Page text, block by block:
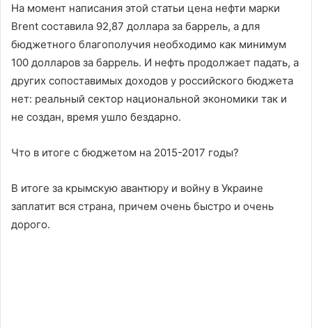
На момент написания этой статьи цена нефти марки
Brent составила 92,87 доллара за баррель, а для
бюджетного благополучия необходимо как минимум
100 долларов за баррель. И нефть продолжает падать, а
других сопоставимых доходов у российского бюджета
нет: реальный сектор национальной экономики так и
не создан, время ушло бездарно.
Что в итоге с бюджетом на 2015-2017 годы?
В итоге за крымскую авантюру и войну в Украине
заплатит вся страна, причем очень быстро и очень
дорого.